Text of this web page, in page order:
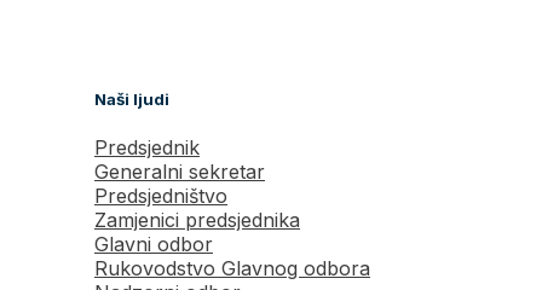
Naši ljudi
Predsjednik
Generalni sekretar
Predsjedništvo
Zamjenici predsjednika
Glavni odbor
Rukovodstvo Glavnog odbora